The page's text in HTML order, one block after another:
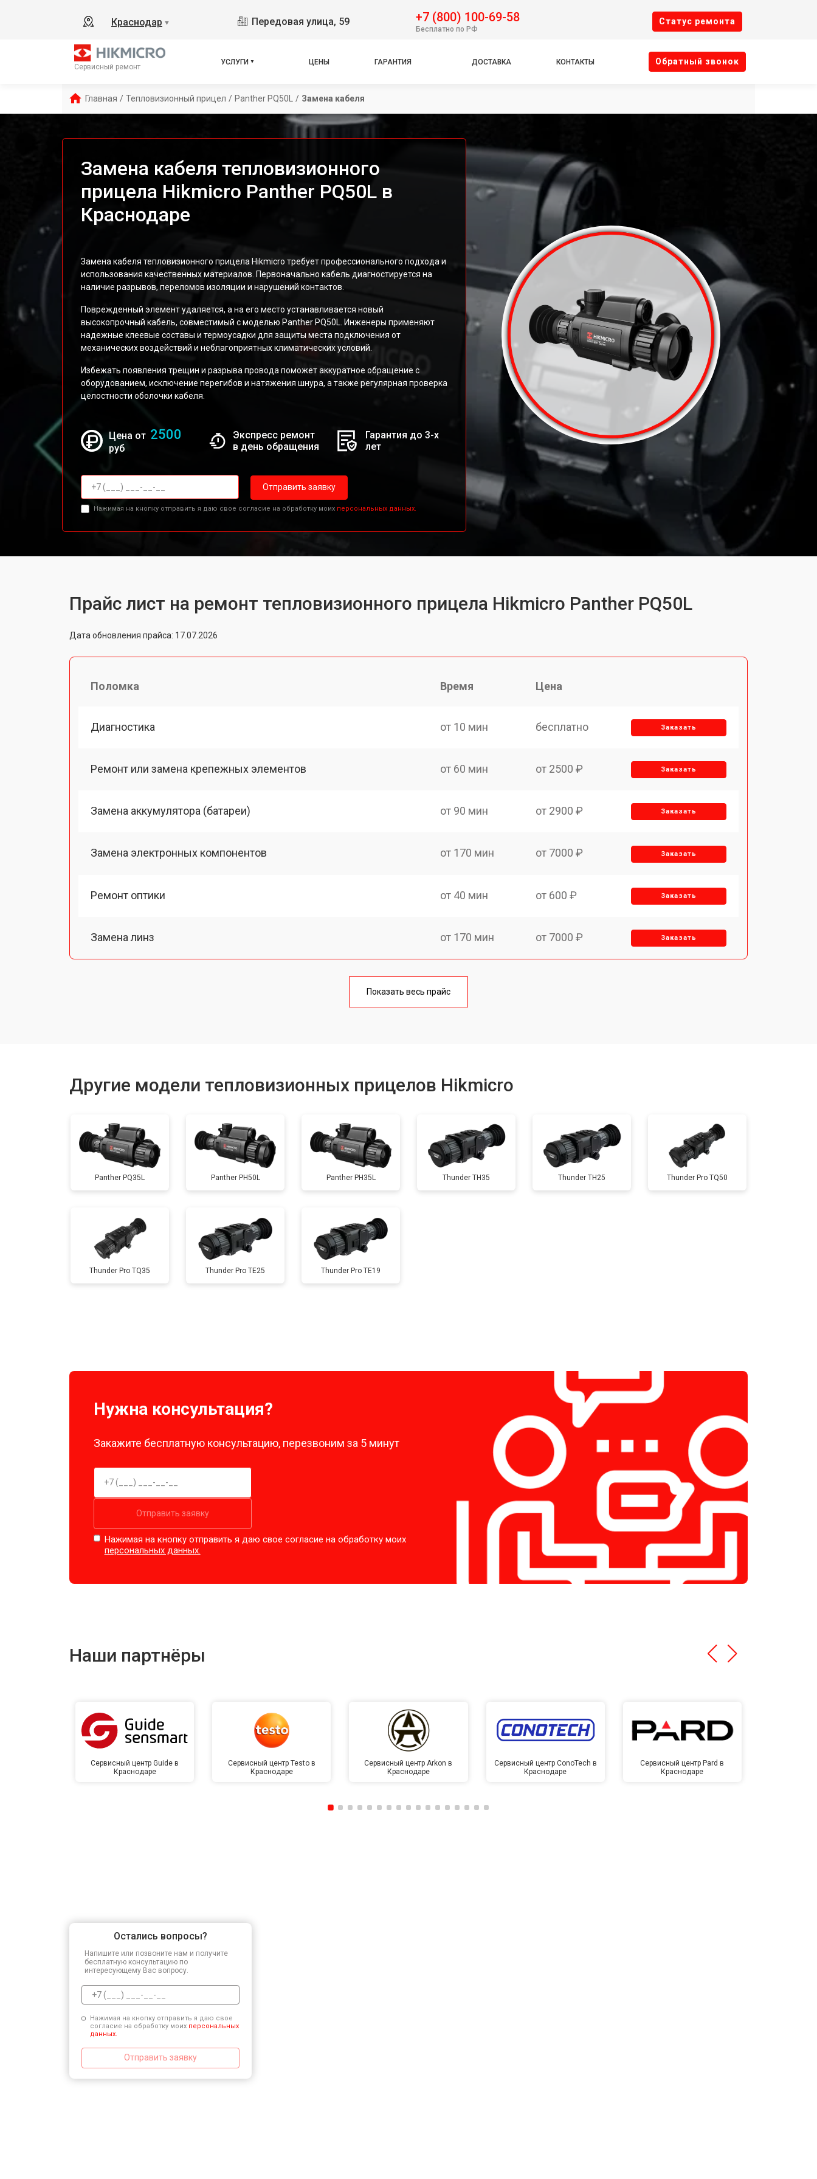
Краснодар ▼ Передовая улица, 59 +7 (800) 100-69-58
Бесплатно по РФ
Cтатус ремонта
Сервисный ремонт
УСЛУГИ ЦЕНЫ ГАРАНТИЯ ДОСТАВКА КОНТАКТЫ Oбратный звонок
Главная / Тепловизионный прицел / Panther PQ50L / Замена кабеля
Замена кабеля тепловизионного
прицела Hikmicro Panther PQ50L в
Краснодаре
Замена кабеля тепловизионного прицела Hikmicro требует профессионального подхода и
использования качественных материалов. Первоначально кабель диагностируется на
наличие разрывов, переломов изоляции и нарушений контактов.
Поврежденный элемент удаляется, а на его место устанавливается новый
высокопрочный кабель, совместимый с моделью Panther PQ50L. Инженеры применяют
надежные клеевые составы и термоусадки для защиты места подключения от
механических воздействий и неблагоприятных климатических условий.
Избежать появления трещин и разрыва провода поможет аккуратное обращение с
оборудованием, исключение перегибов и натяжения шнура, а также регулярная проверка
целостности оболочки кабеля.
Цена от 2500
руб
Экспресс ремонт
в день обращения
Гарантия до 3-х
лет
Отправить заявку
Нажимая на кнопку отправить я даю свое согласие на обработку моих персональных данных.
Прайс лист на ремонт тепловизионного прицела Hikmicro Panther PQ50L
Дата обновления прайса: 17.07.2026
Поломка Время Цена
Диагностика от 10 мин бесплатно Заказать
Ремонт или замена крепежных элементов от 60 мин от 2500 ₽ Заказать
Замена аккумулятора (батареи) от 90 мин от 2900 ₽ Заказать
Замена электронных компонентов от 170 мин от 7000 ₽ Заказать
Ремонт оптики от 40 мин от 600 ₽ Заказать
Замена линз от 170 мин от 7000 ₽ Заказать
от 70 мин
Показать весь прайс
Другие модели тепловизионных прицелов Hikmicro
Panther PQ35L Panther PH50L Panther PH35L Thunder TH35 Thunder TH25 Thunder Pro TQ50
Thunder Pro TQ35 Thunder Pro TE25 Thunder Pro TE19
Нужна консультация?
Закажите бесплатную консультацию, перезвоним за 5 минут
Отправить заявку
Нажимая на кнопку отправить я даю свое согласие на обработку моих
персональных данных.
Наши партнёры
Сервисный центр Guide в
Краснодаре
Сервисный центр Testo в
Краснодаре
Сервисный центр Arkon в
Краснодаре
Сервисный центр ConoTech в
Краснодаре
Сервисный центр Pard в
Краснодаре
Остались вопросы?
Напишите или позвоните нам и получите
бесплатную консультацию по
интересующему Вас вопросу.
Нажимая на кнопку отправить я даю свое
согласие на обработку моих персональных
данных.
Отправить заявку